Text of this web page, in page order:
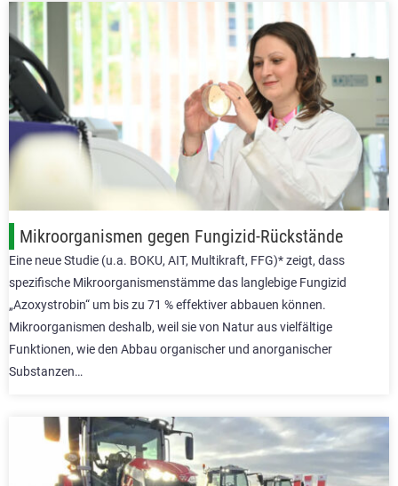
Mikroorganismen gegen Fungizid-Rückstände
Eine neue Studie (u.a. BOKU, AIT, Multikraft, FFG)* zeigt, dass
spezifische Mikroorganismenstämme das langlebige Fungizid
„Azoxystrobin“ um bis zu 71 % effektiver abbauen können.
Mikroorganismen deshalb, weil sie von Natur aus vielfältige
Funktionen, wie den Abbau organischer und anorganischer
Substanzen…